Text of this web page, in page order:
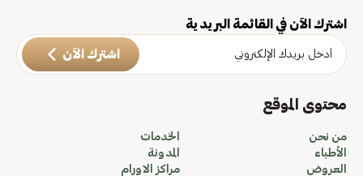
اشترك الآن في القائمة البريدية
اشترك الآن
محتوى الموقع
من نحن
الأطباء
العروض
الخدمات
المدونة
مراكز الاورام